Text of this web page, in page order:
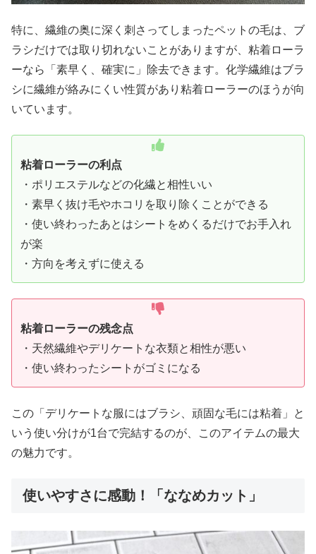
特に、繊維の奥に深く刺さってしまったペットの毛は、ブ
ラシだけでは取り切れないことがありますが、粘着ローラ
ーなら「素早く、確実に」除去できます。化学繊維はブラ
シに繊維が絡みにくい性質があり粘着ローラーのほうが向
いています。
粘着ローラーの利点
・ポリエステルなどの化繊と相性いい
・素早く抜け毛やホコリを取り除くことができる
・使い終わったあとはシートをめくるだけでお手入れ
が楽
・方向を考えずに使える
粘着ローラーの残念点
・天然繊維やデリケートな衣類と相性が悪い
・使い終わったシートがゴミになる
この「デリケートな服にはブラシ、頑固な毛には粘着」と
いう使い分けが1台で完結するのが、このアイテムの最大
の魅力です。
使いやすさに感動！「ななめカット」